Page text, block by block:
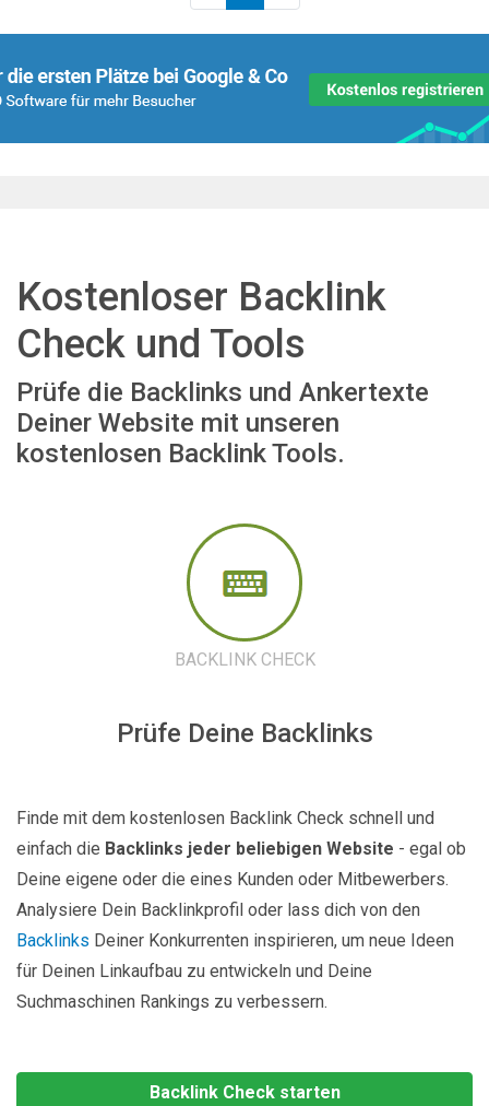
Kostenloser Backlink
Check und Tools
Prüfe die Backlinks und Ankertexte
Deiner Website mit unseren
kostenlosen Backlink Tools.
BACKLINK CHECK
Prüfe Deine Backlinks
Finde mit dem kostenlosen Backlink Check schnell und
einfach die Backlinks jeder beliebigen Website - egal ob
Deine eigene oder die eines Kunden oder Mitbewerbers.
Analysiere Dein Backlinkprofil oder lass dich von den
Backlinks Deiner Konkurrenten inspirieren, um neue Ideen
für Deinen Linkaufbau zu entwickeln und Deine
Suchmaschinen Rankings zu verbessern.
Backlink Check starten